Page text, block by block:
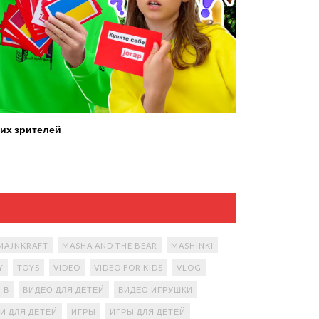
зрителей
MASHA AND THE BEAR MASHINKI
TOYS VIDEO VIDEO FOR KIDS VLOG
В ВИДЕО ДЛЯ ДЕТЕЙ ВИДЕО ИГРУШКИ
ДЛЯ ДЕТЕЙ ИГРЫ ИГРЫ ДЛЯ ДЕТЕЙ